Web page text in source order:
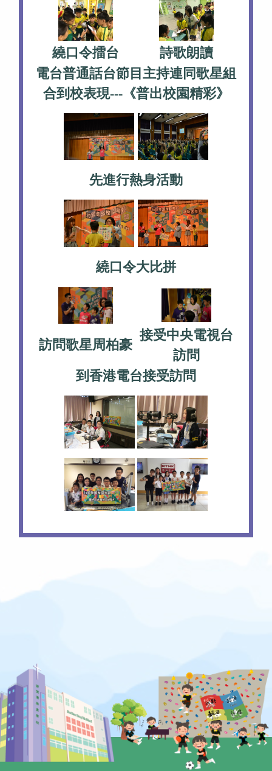
繞口令擂台
詩歌朗讀
電台普通話台節目主持連同歌星組
合到校表現---《普出校園精彩》
先進行熱身活動
繞口令大比拼
訪問歌星周柏豪
接受中央電視台
訪問
到香港電台接受訪問